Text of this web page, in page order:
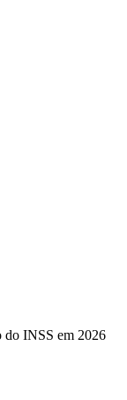
do INSS em 2026